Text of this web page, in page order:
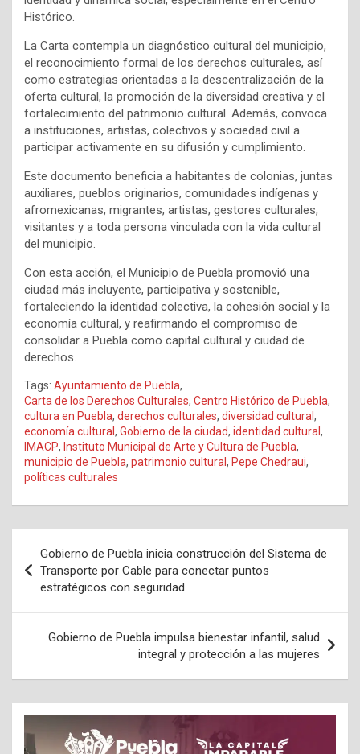
Histórico.
La Carta contempla un diagnóstico cultural del municipio,
el reconocimiento formal de los derechos culturales, así
como estrategias orientadas a la descentralización de la
oferta cultural, la promoción de la diversidad creativa y el
fortalecimiento del patrimonio cultural. Además, convoca
a instituciones, artistas, colectivos y sociedad civil a
participar activamente en su difusión y cumplimiento.
Este documento beneficia a habitantes de colonias, juntas
auxiliares, pueblos originarios, comunidades indígenas y
afromexicanas, migrantes, artistas, gestores culturales,
visitantes y a toda persona vinculada con la vida cultural
del municipio.
Con esta acción, el Municipio de Puebla promovió una
ciudad más incluyente, participativa y sostenible,
fortaleciendo la identidad colectiva, la cohesión social y la
economía cultural, y reafirmando el compromiso de
consolidar a Puebla como capital cultural y ciudad de
derechos.
Tags: Ayuntamiento de Puebla,
Carta de los Derechos Culturales, Centro Histórico de Puebla,
cultura en Puebla, derechos culturales, diversidad cultural,
economía cultural, Gobierno de la ciudad, identidad cultural,
IMACP, Instituto Municipal de Arte y Cultura de Puebla,
municipio de Puebla, patrimonio cultural, Pepe Chedraui,
políticas culturales
de
entradas
Gobierno de Puebla inicia construcción del Sistema de
Transporte por Cable para conectar puntos
estratégicos con seguridad
Gobierno de Puebla impulsa bienestar infantil, salud
integral y protección a las mujeres